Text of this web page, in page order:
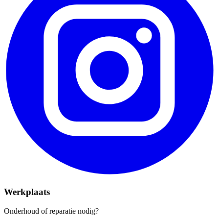
Werkplaats
Onderhoud of reparatie nodig?